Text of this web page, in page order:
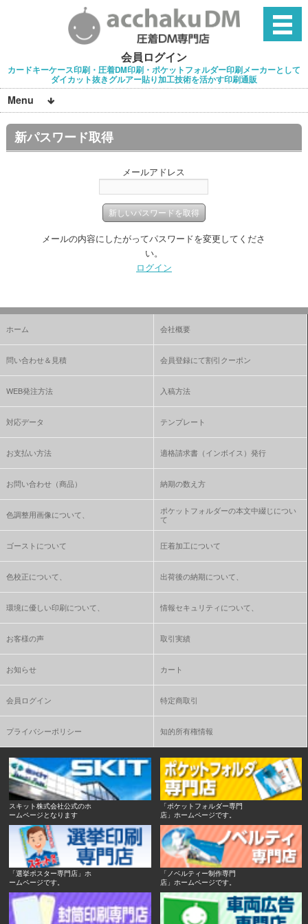
会員ログイン
カードキーケース印刷・圧着DM印刷・ポケットフォルダー印刷メーカーとして
ダイカット抜きグルアー貼り加工技術を活かす印刷通販
Menu
新パスワード取得
メールアドレス
メールの内容にしたがってパスワードを変更してくださ
い。
ログイン
ホーム 会社概要
問い合わせ＆見積 会員登録にて割引クーポン
WEB発注方法 入稿方法
対応データ テンプレート
お支払い方法 適格請求書（インボイス）発行
お問い合わせ（商品） 納期の数え方
色調整用画像について、
ポケットフォルダーの本文中綴じについ
て
ゴーストについて 圧着加工について
色校正について、 出荷後の納期について、
環境に優しい印刷について、 情報セキュリティについて、
お客様の声 取引実績
お知らせ カート
会員ログイン 特定商取引
プライバシーポリシー 知的所有権情報
スキット株式会社公式のホ
ームページとなります
「ポケットフォルダー専門
店」ホームページです。
「選挙ポスター専門店」ホ
ームページです。
「ノベルティー制作専門
店」ホームページです。